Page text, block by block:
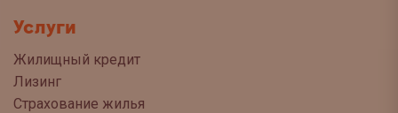
Услуги
Жилищный кредит
Лизинг
Страхование жилья